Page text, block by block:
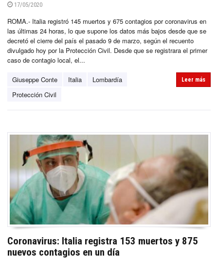
17/05/2020
ROMA.- Italia registró 145 muertos y 675 contagios por coronavirus en
las últimas 24 horas, lo que supone los datos más bajos desde que se
decretó el cierre del país el pasado 9 de marzo, según el recuento
divulgado hoy por la Protección Civil. Desde que se registrara el primer
caso de contagio local, el...
Giuseppe Conte Italia
Lombardía
Protección Civil
Leer más
Coronavirus: Italia registra 153 muertos y 875
nuevos contagios en un día